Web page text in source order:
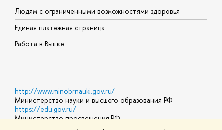
Людям с ограниченными возможностями здоровья
Единая платежная страница
Работа в Вышке
http://www.minobrnauki.gov.ru/
Министерство науки и высшего образования РФ
https://edu.gov.ru/
Министерство просвещения РФ